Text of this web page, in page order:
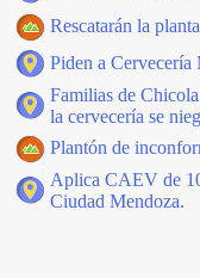
Rescatarán la
Piden a Cervecería
Familias de
la cervecería se
Plantón de
Aplica CAEV de
Ciudad Mendoza.